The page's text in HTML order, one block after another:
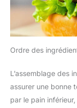
Ordre des
L’assemblage des
assurer une bonne
par le pain